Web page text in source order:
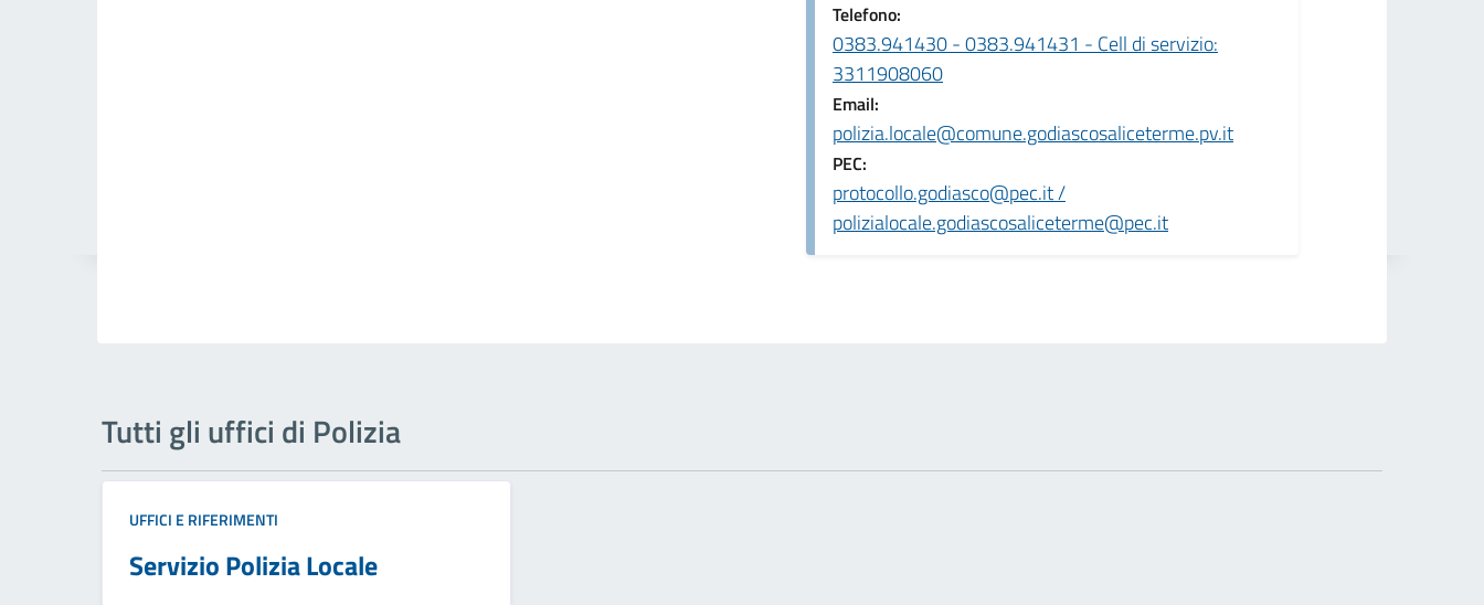
Telefono:
0383.941430 - 0383.941431 - Cell di servizio:
3311908060
Email:
polizia.locale@comune.godiascosaliceterme.pv.it
PEC:
protocollo.godiasco@pec.it /
polizialocale.godiascosaliceterme@pec.it
Tutti gli uffici di Polizia
UFFICI E RIFERIMENTI
Servizio Polizia Locale